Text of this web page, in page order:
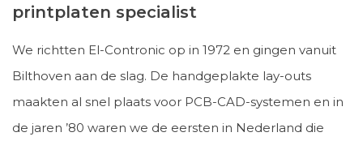
printplaten specialist
We richtten El-Contronic op in 1972 en gingen vanuit
Bilthoven aan de slag. De handgeplakte lay-outs
maakten al snel plaats voor PCB-CAD-systemen en in
de jaren ’80 waren we de eersten in Nederland die